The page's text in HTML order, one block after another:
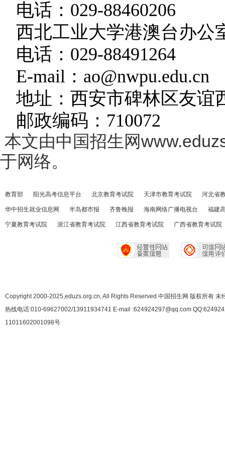
电话： 029-88460206
西北工业大学港澳台办公
电话： 029-88491264
E-mail：ao@nwpu.edu.cn
地址：西安市碑林区友谊
邮政编码： 710072
本文由中国招生网
于网络。
教育部 阳光高考信息平台 北京教育考试院 天津市教育考试院 河北省
华中招生就业信息网 半岛都市报 齐鲁晚报 海南网络广播电视台 福建
宁夏教育考试院 浙江省教育考试院 江西省教育考试院 广西省教育考试院
Copyright 2000-2025,eduzs.org.cn, All Rights Reserved 中国招生网 版权所有 未
热线电话:010-69627002/13911934741 E-mail :624924297@qq.com
11011602001098号